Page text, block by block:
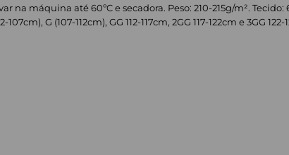
máquina até 60ºC e secadora. Peso: 210-215g/m². Tecido:
G (107-112cm), GG 112-117cm, 2GG 117-122cm e 3GG 122-